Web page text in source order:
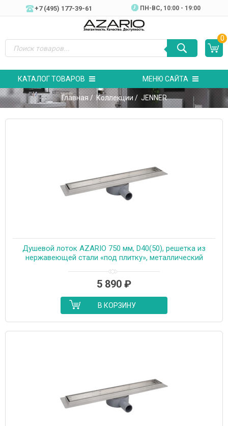
+7 (495) 177-39-61 ПН-ВC, 10:00 - 19:00
0
КАТАЛОГ ТОВАРОВ МЕНЮ САЙТА
Главная/Коллекции / JENNER
Душевой лоток AZARIO 750 мм, D40(50), решетка из
нержавеющей стали «под плитку», металлический
(AZT3TILE750)
5 890 ₽
В КОРЗИНУ